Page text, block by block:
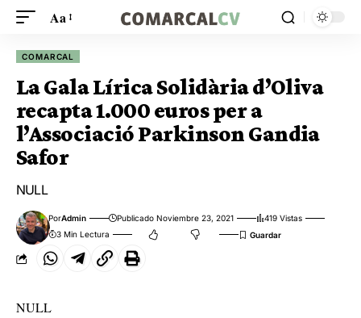
Aa
COMARCAL
La Gala Lírica Solidària d’Oliva
recapta 1.000 euros per a
l’Associació Parkinson Gandia
Safor
NULL
PorAdmin Publicado Noviembre 23, 2021
419 Vistas
3 Min Lectura
NULL